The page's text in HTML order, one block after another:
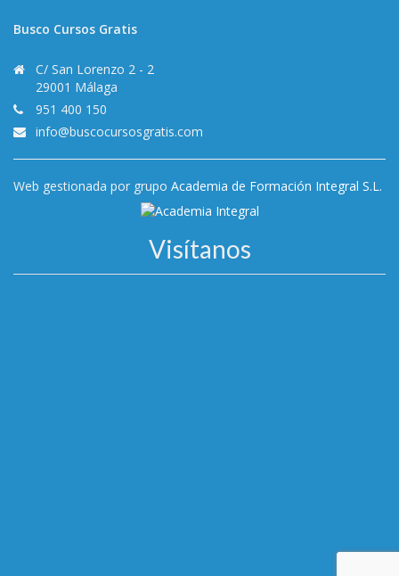
Busco Cursos Gratis
C/ San Lorenzo 2 - 2
29001 Málaga
951 400 150
info@buscocursosgratis.com
Web gestionada por grupo Academia de Formación Integral S.L.
Visítanos